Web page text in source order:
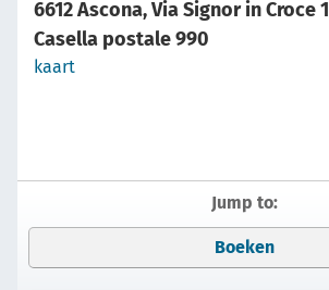
6612 Ascona, Via Signor in Croce 1
Casella postale 990
kaart
Jump to:
Boeken